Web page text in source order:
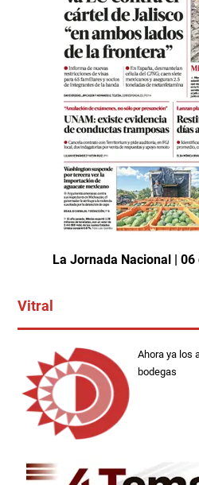
La Jornada Nacional |
Vitral
Ahora ya los
bodegas